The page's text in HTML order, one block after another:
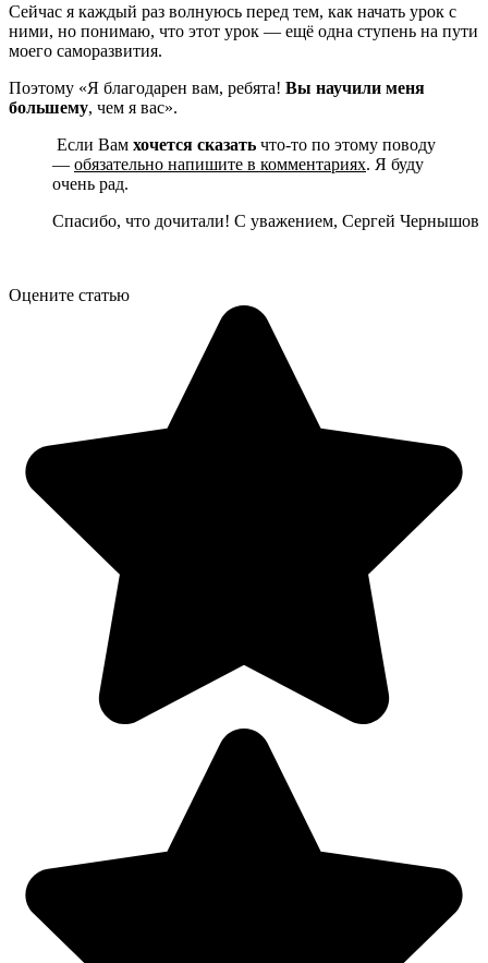
Сейчас я каждый раз волнуюсь перед тем, как начать урок с
ними, но понимаю, что этот урок — ещё одна ступень на пути
моего саморазвития.
Поэтому «Я благодарен вам, ребята! Вы научили меня
большему, чем я вас».
Если Вам хочется сказать что-то по этому поводу
— обязательно напишите в комментариях. Я буду
очень рад.
Спасибо, что дочитали! С уважением, Сергей Чернышов
Оцените статью